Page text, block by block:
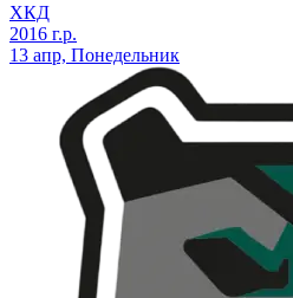
ХКД
2016 г.р.
13 апр, Понедельник